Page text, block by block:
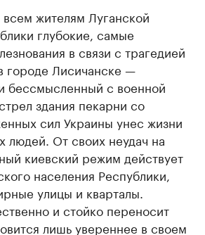
жителям Луганской
глубокие, самые
в связи с трагедией
городе Лисичанске —
бессмысленный с военной
здания пекарни со
сил Украины унес жизни
людей. От своих неудач на
киевский режим действует
населения Республики,
улицы и кварталы.
и стойко переносит
лишь увереннее в своем